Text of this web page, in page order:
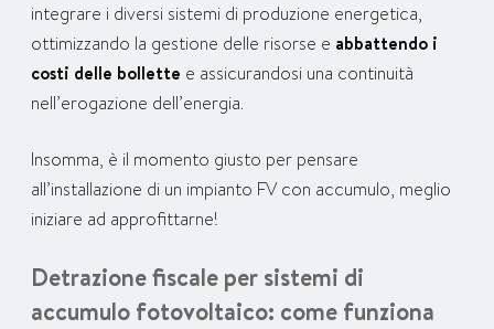
integrare i diversi sistemi di produzione energetica,
ottimizzando la gestione delle risorse e abbattendo i
costi delle bollette e assicurandosi una continuità
nell’erogazione dell’energia.
Insomma, è il momento giusto per pensare
all’installazione di un impianto FV con accumulo, meglio
iniziare ad approfittarne!
Detrazione fiscale per sistemi di
accumulo fotovoltaico: come funziona